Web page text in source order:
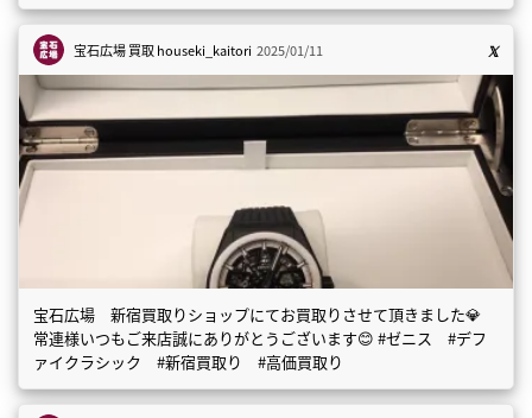
宝石広場 買取houseki_kaitori 2025/01/11
宝石広場 新宿買取りショップにてお買取りさせて頂きました💎
常連様いつもご来店誠にありがとうございます😊 #ゼニス #デフ
ァイクラシック #新宿買取り #高価買取り